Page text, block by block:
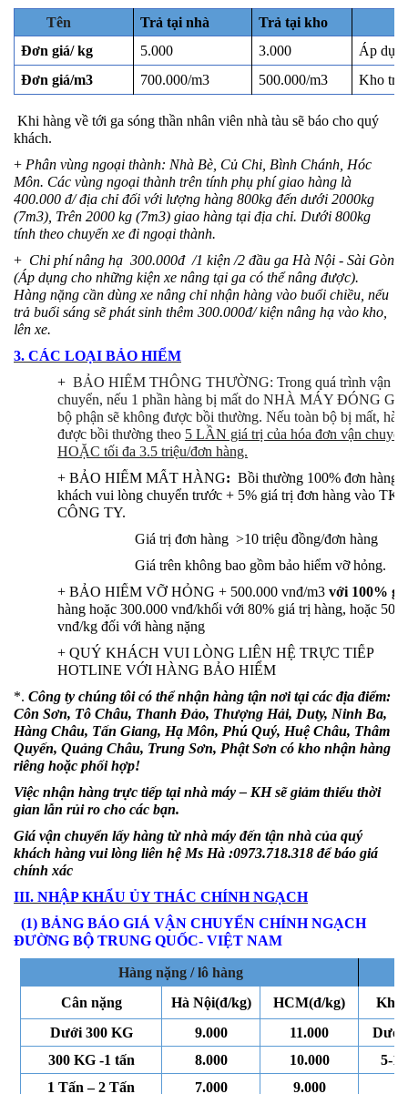
Tên Trả tại nhà Trả tại kho
Đơn giá/ kg
5.000 3.000
Áp
Đơn giá/m3
700.000/m3 500.000/m3 Kho trả
Khi hàng về tới ga sóng thần nhân viên nhà tàu sẽ báo cho quý
khách.
+ Phân vùng ngoại thành: Nhà Bè, Củ Chi, Bình Chánh, Hóc
Môn. Các vùng ngoại thành trên tính phụ phí giao hàng là
400.000 đ/ địa chỉ đối với lượng hàng 800kg đến dưới 2000kg
(7m3), Trên 2000 kg (7m3) giao hàng tại địa chỉ. Dưới 800kg
tính theo chuyến xe đi ngoại thành.
+ Chi phí nâng hạ 300.000đ /1 kiện /2 đầu ga Hà Nội - Sài Gòn
(Áp dụng cho những kiện xe nâng tại ga có thể nâng được).
Hàng nặng cần dùng xe nâng chỉ nhận hàng vào buổi chiều, nếu
trả buổi sáng sẽ phát sinh thêm 300.000đ/ kiện nâng hạ vào kho,
lên xe.
3. CÁC LOẠI BẢO HIỂM
+ BẢO HIỂM THÔNG THƯỜNG: Trong quá trình vận
chuyển, nếu 1 phần hàng bị mất do NHÀ MÁY ĐÓNG
bộ phận sẽ không được bồi thường. Nếu toàn bộ bị mất,
được bồi thường theo 5 LẦN giá trị của hóa đơn vận chuyển
HOẶC tối đa 3.5 triệu/đơn hàng.
+ BẢO HIỂM MẤT HÀNG: Bồi thường 100% đơn hàng
khách vui lòng chuyển trước + 5% giá trị đơn hàng vào TK
CÔNG TY.
· Giá trị đơn hàng >10 triệu đồng/đơn hàng
· Giá trên không bao gồm bảo hiểm vỡ hỏng.
+ BẢO HIỂM VỠ HỎNG + 500.000 vnđ/m3 với 100% g
hàng hoặc 300.000 vnđ/khối với 80% giá trị hàng, hoặc
vnđ/kg đối với hàng nặng
+ QUÝ KHÁCH VUI LÒNG LIÊN HỆ TRỰC TIẾP
HOTLINE VỚI HÀNG BẢO HIỂM
*. Công ty chúng tôi có thể nhận hàng tận nơi tại các địa điểm:
Côn Sơn, Tô Châu, Thanh Đảo, Thượng Hải, Duty, Ninh Ba,
Hàng Châu, Tấn Giang, Hạ Môn, Phú Quý, Huệ Châu, Thâm
Quyến, Quảng Châu, Trung Sơn, Phật Sơn có kho nhận hàng
riêng hoặc phối hợp!
Việc nhận hàng trực tiếp tại nhà máy – KH sẽ giảm thiểu thời
gian lẫn rủi ro cho các bạn.
Giá vận chuyển lấy hàng từ nhà máy đến tận nhà của quý
khách hàng vui lòng liên hệ Ms Hà :0973.718.318 để báo giá
chính xác
III. NHẬP KHẨU ỦY THÁC CHÍNH NGẠCH
(1) BẢNG BÁO GIÁ VẬN CHUYỂN CHÍNH NGẠCH
ĐƯỜNG BỘ TRUNG QUỐC- VIỆT NAM
Hàng nặng / lô hàng
Cân nặng
Hà Nội(đ/kg) HCM(đ/kg)
Dưới 300 KG
9.000 11.000
Dưới
300 KG -1 tấn
8.000 10.000 5-10
1 Tấn – 2 Tấn
7.000 9.000